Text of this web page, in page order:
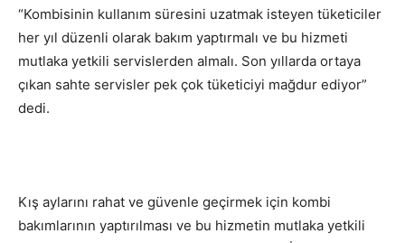
“Kombisinin kullanım süresini uzatmak isteyen tüketiciler
her yıl düzenli olarak bakım yaptırmalı ve bu hizmeti
mutlaka yetkili servislerden almalı. Son yıllarda ortaya
çıkan sahte servisler pek çok tüketiciyi mağdur ediyor”
dedi.
Kış aylarını rahat ve güvenle geçirmek için kombi
bakımlarının yaptırılması ve bu hizmetin mutlaka yetkili